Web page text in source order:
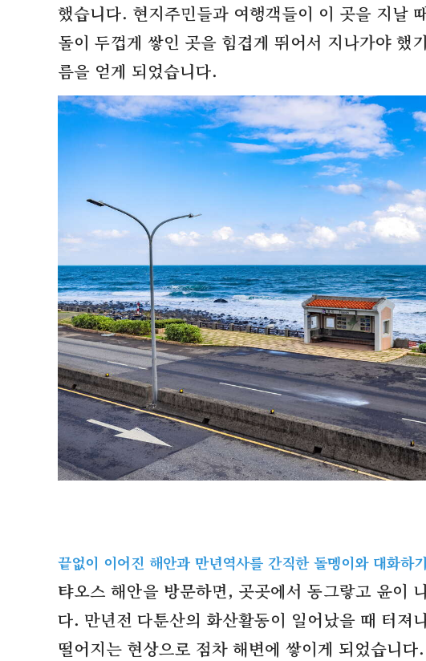
했습니다. 현지주민들과 여행객들이 이 곳을 지날
돌이 두껍게 쌓인 곳을 힘겹게 뛰어서 지나가야 했
름을 얻게 되었습니다.
끝없이 이어진 해안과 만년역사를 간직한 돌멩이와 대화하기
탸오스 해안을 방문하면, 곳곳에서 동그랗고 윤이
다. 만년전 다툰산의 화산활동이 일어났을 때 터져
떨어지는 현상으로 점차 해변에 쌓이게 되었습니다.